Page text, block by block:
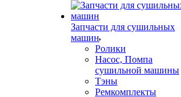
Запчасти для сушильных
машин
Ролики
Насос, Помпа
сушильной машины
Тэны
Ремкомплекты